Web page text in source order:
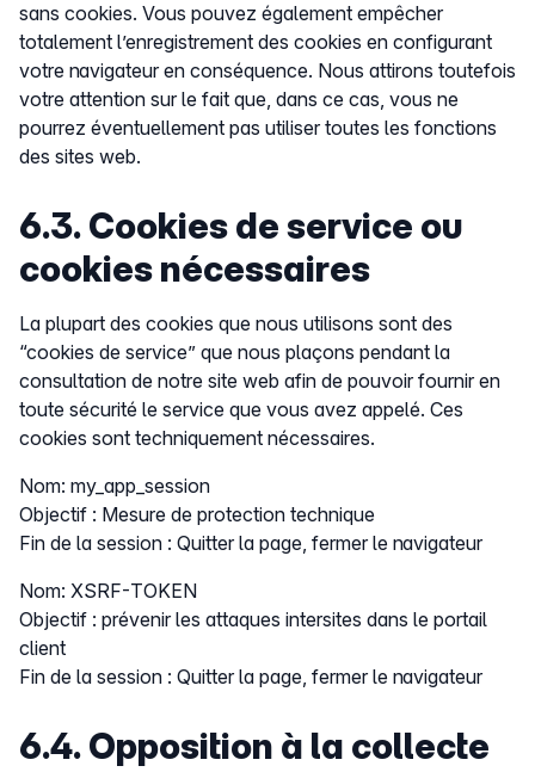
sans cookies. Vous pouvez également empêcher
totalement l’enregistrement des cookies en configurant
votre navigateur en conséquence. Nous attirons toutefois
votre attention sur le fait que, dans ce cas, vous ne
pourrez éventuellement pas utiliser toutes les fonctions
des sites web.
6.3. Cookies de service ou
cookies nécessaires
La plupart des cookies que nous utilisons sont des
“cookies de service” que nous plaçons pendant la
consultation de notre site web afin de pouvoir fournir en
toute sécurité le service que vous avez appelé. Ces
cookies sont techniquement nécessaires.
Nom: my_app_session
Objectif : Mesure de protection technique
Fin de la session : Quitter la page, fermer le navigateur
Nom: XSRF-TOKEN
Objectif : prévenir les attaques intersites dans le portail
client
Fin de la session : Quitter la page, fermer le navigateur
6.4. Opposition à la collecte